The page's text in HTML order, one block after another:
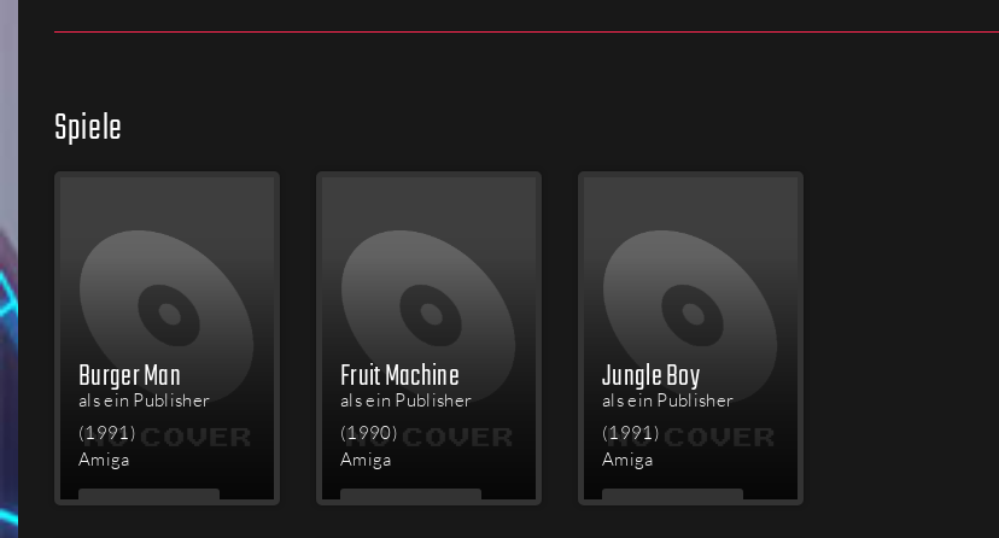
Spiele
Burger Man
als ein Publisher
(1991)
Amiga
MEHR
Fruit Machine
als ein Publisher
(1990)
Amiga
MEHR
Jungle Boy
als ein Publisher
(1991)
Amiga
MEHR